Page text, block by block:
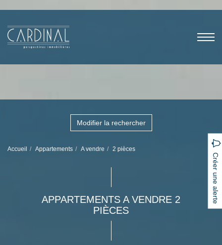
Modifier la rechercher
Accueil Appartements A vendre 2 pièces
APPARTEMENTS A VENDRE 2
PIÈCES
Créer une alerte